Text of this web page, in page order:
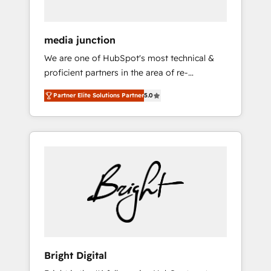
media junction
We are one of HubSpot's most technical &
proficient partners in the area of re-
platforming, website design & development.
We specialize in multi-hub implementations
for mid-market & enterprise companies. We
are woman-owned, powered by coffee, and
Impact Award 🏆2022 Technical Expertise
Impact Award 🏆2022 Platform Migration
Excellence Impact Award 🏆2020 Elite
Solutions Partner 🏆2019 Integrations
Website Design HubSpot Impact Award 🏆
Partner Elite Solutions Partner5.0
Bright Digital